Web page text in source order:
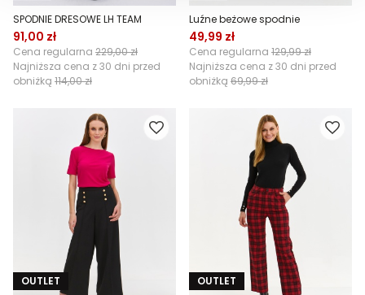
SPODNIE DRESOWE LH TEAM
91,00 zł
Cena regularna 229,00 zł
Najniższa cena z 30 dni przed
obniżką 114,00 zł
Luźne beżowe spodnie
49,99 zł
Cena regularna 129,99 zł
Najniższa cena z 30 dni przed
obniżką 69,99 zł
OUTLET
OUTLET